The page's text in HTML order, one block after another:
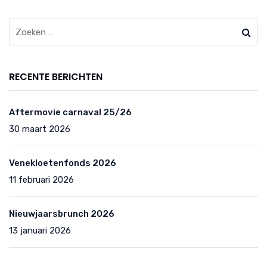
RECENTE BERICHTEN
Aftermovie carnaval 25/26
30 maart 2026
Venekloetenfonds 2026
11 februari 2026
Nieuwjaarsbrunch 2026
13 januari 2026